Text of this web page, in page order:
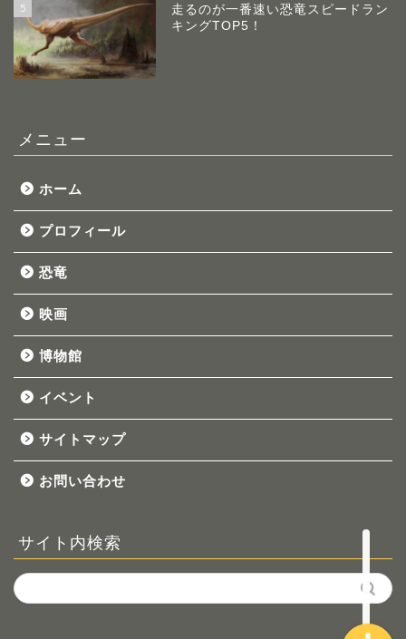
5
走るのが一番速い恐竜スピードラン
キングTOP5！
メニュー
ホーム
プロフィール
恐竜
映画
博物館
イベント
サイトマップ
お問い合わせ
サイト内検索